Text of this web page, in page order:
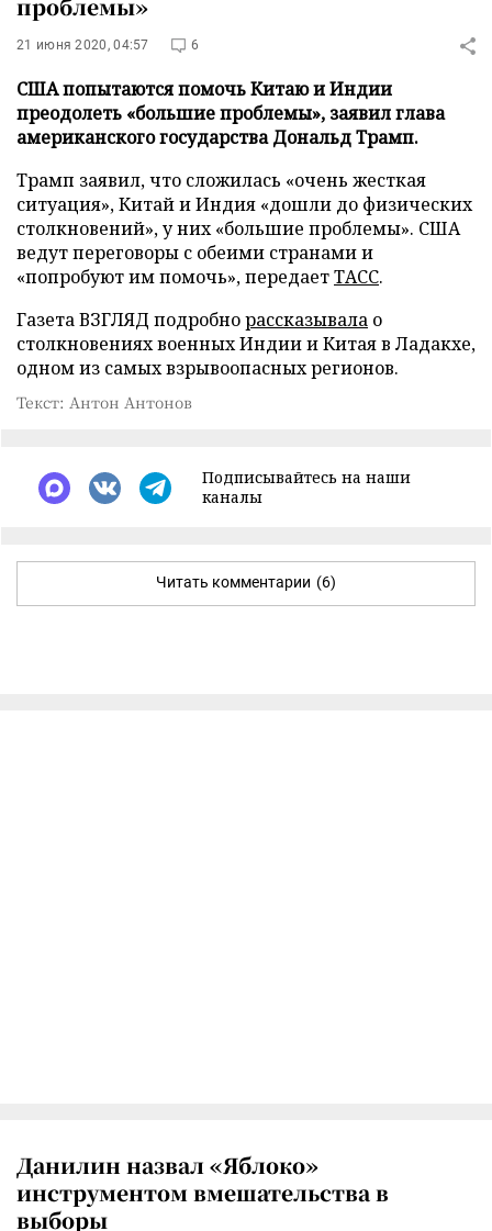
проблемы»
21 июня 2020, 04:57 6
США попытаются помочь Китаю и Индии
преодолеть «большие проблемы», заявил глава
американского государства Дональд Трамп.
Трамп заявил, что сложилась «очень жесткая
ситуация», Китай и Индия «дошли до физических
столкновений», у них «большие проблемы». США
ведут переговоры с обеими странами и
«попробуют им помочь», передаетТАСС.
Газета ВЗГЛЯД подробнорассказывала о
столкновениях военных Индии и Китая в Ладакхе,
одном из самых взрывоопасных регионов.
Текст: Антон Антонов
Подписывайтесь на наши
каналы
Читать комментарии (6)
Данилин назвал «Яблоко»
инструментом вмешательства в
выборы